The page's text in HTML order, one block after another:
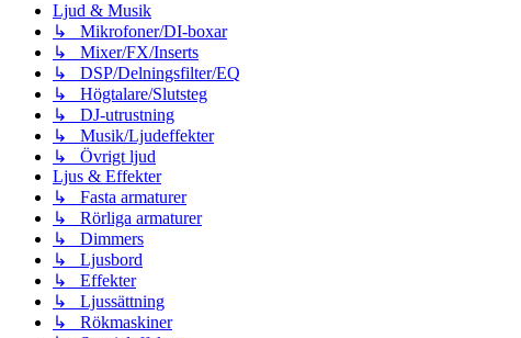
Ljud & Musik
↳ Mikrofoner/DI-boxar
↳ Mixer/FX/Inserts
↳ DSP/Delningsfilter/EQ
↳ Högtalare/Slutsteg
↳ DJ-utrustning
↳ Musik/Ljudeffekter
↳ Övrigt ljud
Ljus & Effekter
↳ Fasta armaturer
↳ Rörliga armaturer
↳ Dimmers
↳ Ljusbord
↳ Effekter
↳ Ljussättning
↳ Rökmaskiner